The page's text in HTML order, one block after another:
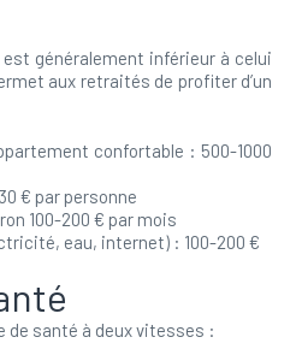
est généralement inférieur à celui
aux retraités de profiter d’un
confortable : 500-1000
€ par personne
100-200 € par mois
eau, internet) : 100-200 €
de santé à deux vitesses :